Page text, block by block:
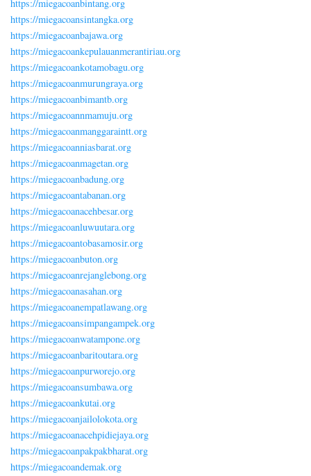
https://miegacoanbintang.org
https://miegacoansintangka.org
https://miegacoanbajawa.org
https://miegacoankepulauanmerantiriau.org
https://miegacoankotamobagu.org
https://miegacoanmurungraya.org
https://miegacoanbimantb.org
https://miegacoannmamuju.org
https://miegacoanmanggaraintt.org
https://miegacoanniasbarat.org
https://miegacoanmagetan.org
https://miegacoanbadung.org
https://miegacoantabanan.org
https://miegacoanacehbesar.org
https://miegacoanluwuutara.org
https://miegacoantobasamosir.org
https://miegacoanbuton.org
https://miegacoanrejanglebong.org
https://miegacoanasahan.org
https://miegacoanempatlawang.org
https://miegacoansimpangampek.org
https://miegacoanwatampone.org
https://miegacoanbaritoutara.org
https://miegacoanpurworejo.org
https://miegacoansumbawa.org
https://miegacoankutai.org
https://miegacoanjailolokota.org
https://miegacoanacehpidiejaya.org
https://miegacoanpakpakbharat.org
https://miegacoandemak.org